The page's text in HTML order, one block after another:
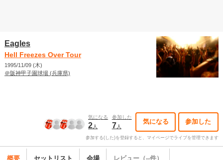
Eagles
Hell Freezes Over Tour
1995/11/09 (木)
＠阪神甲子園球場 (兵庫県)
気になる
2人
参加した
7 人
気になる 参加した
参加する(した)を登録すると、マイページでライブを管理できます
概要 セットリスト 会場 レビュー（--件）